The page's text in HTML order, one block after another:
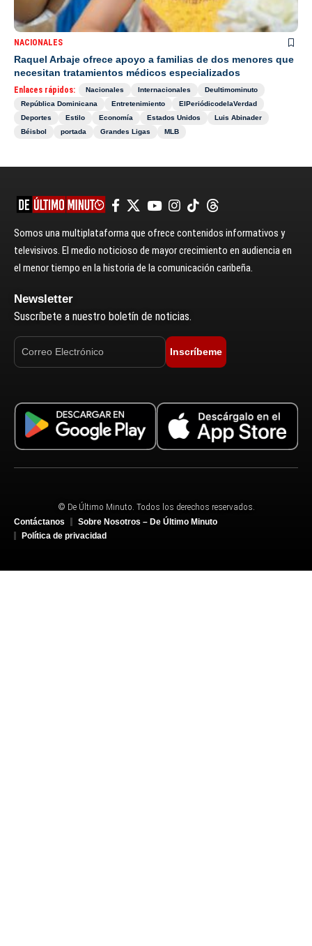
NACIONALES
Raquel Arbaje ofrece apoyo a familias de dos menores que
necesitan tratamientos médicos especializados
Enlaces rápidos: Nacionales Internacionales
Deultimominuto
República Dominicana
Entretenimiento
ElPeriódicodelaVerdad
Deportes
Estilo Economía Estados Unidos
Luis Abinader
Béisbol
portada Grandes Ligas MLB
Somos una multiplataforma que ofrece contenidos informativos y
televisivos. El medio noticioso de mayor crecimiento en audiencia en
el menor tiempo en la historia de la comunicación caribeña.
Newsletter
Suscríbete a nuestro boletín de noticias.
Inscríbeme
© De Último Minuto. Todos los derechos reservados.
Contáctanos
Sobre Nosotros – De Último Minuto
Política de privacidad